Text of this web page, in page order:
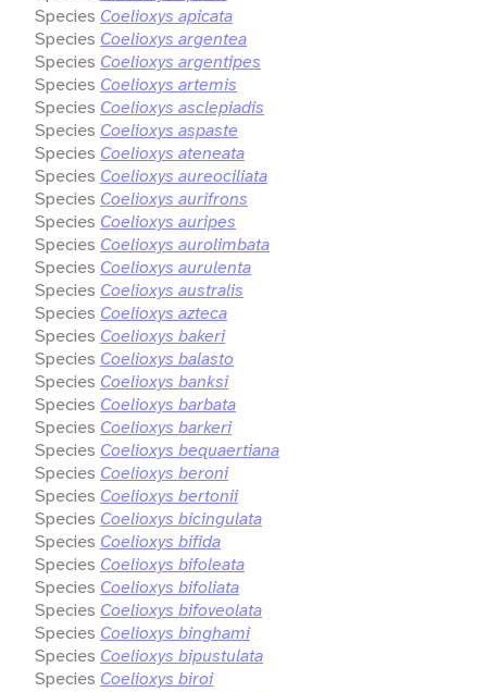
Species Coelioxys apicata
Species Coelioxys argentea
Species Coelioxys argentipes
Species Coelioxys artemis
Species Coelioxys asclepiadis
Species Coelioxys aspaste
Species Coelioxys ateneata
Species Coelioxys aureociliata
Species Coelioxys aurifrons
Species Coelioxys auripes
Species Coelioxys aurolimbata
Species Coelioxys aurulenta
Species Coelioxys australis
Species Coelioxys azteca
Species Coelioxys bakeri
Species Coelioxys balasto
Species Coelioxys banksi
Species Coelioxys barbata
Species Coelioxys barkeri
Species Coelioxys bequaertiana
Species Coelioxys beroni
Species Coelioxys bertonii
Species Coelioxys bicingulata
Species Coelioxys bifida
Species Coelioxys bifoleata
Species Coelioxys bifoliata
Species Coelioxys bifoveolata
Species Coelioxys binghami
Species Coelioxys bipustulata
Species Coelioxys biroi